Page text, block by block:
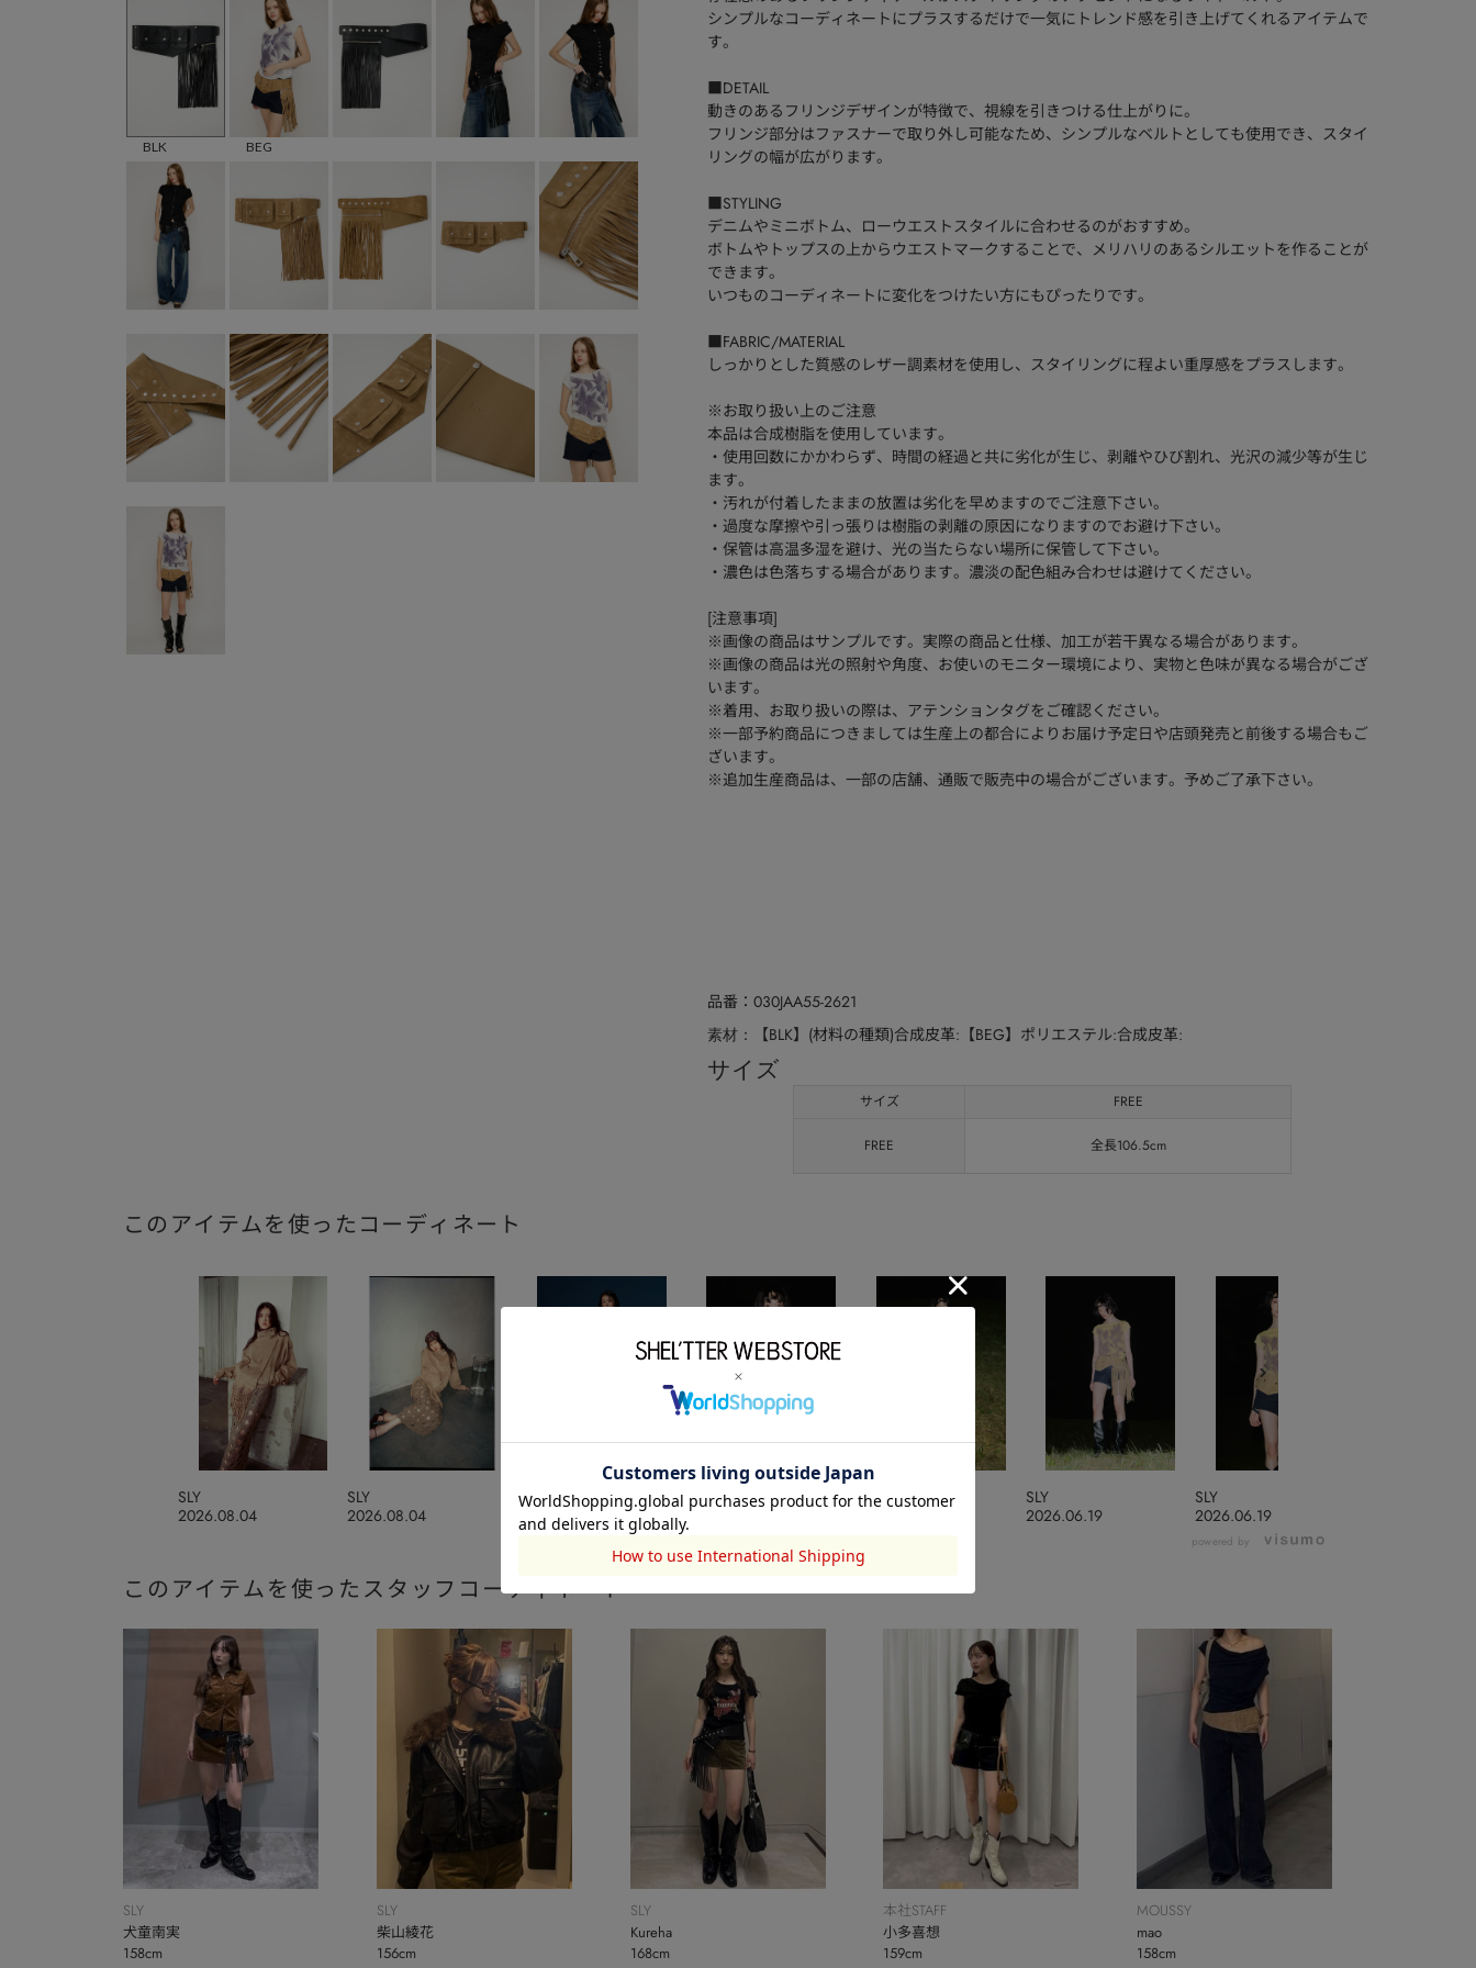
BLK BEG
シンプルなコーディネートにプラスするだけで一気にトレンド感を引き上げてくれるアイテムで
す。
■DETAIL
動きのあるフリンジデザインが特徴で、視線を引きつける仕上がりに。
フリンジ部分はファスナーで取り外し可能なため、シンプルなベルトとしても使用でき、スタイ
リングの幅が広がります。
■STYLING
デニムやミニボトム、ローウエストスタイルに合わせるのがおすすめ。
ボトムやトップスの上からウエストマークすることで、メリハリのあるシルエットを作ることが
できます。
いつものコーディネートに変化をつけたい方にもぴったりです。
■FABRIC/MATERIAL
しっかりとした質感のレザー調素材を使用し、スタイリングに程よい重厚感をプラスします。
※お取り扱い上のご注意
本品は合成樹脂を使用しています。
・使用回数にかかわらず、時間の経過と共に劣化が生じ、剥離やひび割れ、光沢の減少等が生じ
ます。
・汚れが付着したままの放置は劣化を早めますのでご注意下さい。
・過度な摩擦や引っ張りは樹脂の剥離の原因になりますのでお避け下さい。
・保管は高温多湿を避け、光の当たらない場所に保管して下さい。
・濃色は色落ちする場合があります。濃淡の配色組み合わせは避けてください。
[注意事項]
※画像の商品はサンプルです。実際の商品と仕様、加工が若干異なる場合があります。
※画像の商品は光の照射や角度、お使いのモニター環境により、実物と色味が異なる場合がござ
います。
※着用、お取り扱いの際は、アテンションタグをご確認ください。
※一部予約商品につきましては生産上の都合によりお届け予定日や店頭発売と前後する場合もご
ざいます。
※追加生産商品は、一部の店舗、通販で販売中の場合がございます。予めご了承下さい。
品番 030JAA55-2621
素材 【BLK】(材料の種類)合成皮革:【BEG】ポリエステル:合成皮革:
サイズ
サイズ FREE
FREE 全長106.5cm
このアイテムを使ったコーディネート
2026.08.04
SLY
2026.08.04
SLY
2026.07.24
SLY
2026.06.19
SLY
SLY
2026.06.19
SLY
2026.06.19
SLY
powered by
このアイテムを使ったスタッフコーディネート
SLY
犬童南実
158cm
SLY
柴山綾花
156cm
SLY
Kureha
168cm
本社STAFF
小多喜想
159cm
MOUSSY
mao
158cm